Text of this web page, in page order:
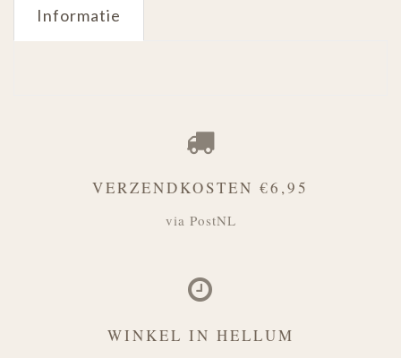
Informatie
VERZENDKOSTEN €6,95
via PostNL
WINKEL IN HELLUM